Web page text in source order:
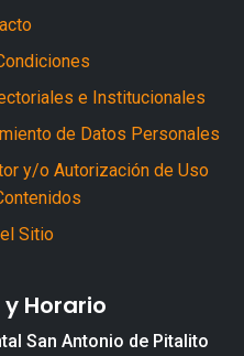
e Institucionales
de Datos Personales
y/o Autorización de Uso
Sitio
Horario
San Antonio de Pitalito